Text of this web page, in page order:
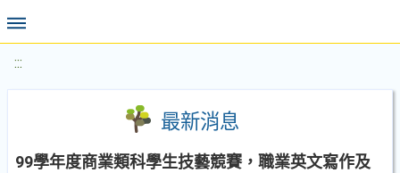
:::
最新消息
99學年度商業類科學生技藝競賽，職業英文寫作及